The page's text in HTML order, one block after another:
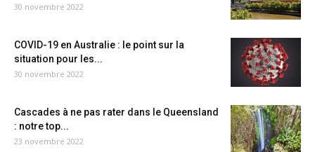
30 novembre 2022
COVID-19 en Australie : le point sur la
situation pour les...
30 novembre 2022
Cascades à ne pas rater dans le Queensland
: notre top...
23 novembre 2022